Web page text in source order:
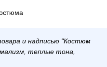
и надписью "Костюм
теплые тона,